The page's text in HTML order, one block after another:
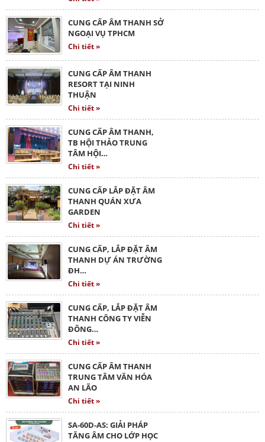
CUNG CẤP ÂM THANH SỞ
NGOẠI VỤ TPHCM
Chi tiết »
CUNG CẤP ÂM THANH
RESORT TẠI NINH
THUẬN
Chi tiết »
CUNG CẤP ÂM THANH,
TB HỘI THẢO TRUNG
TÂM HỘI…
Chi tiết »
CUNG CẤP LẮP ĐẶT ÂM
THANH QUÁN XƯA
GARDEN
Chi tiết »
CUNG CẤP, LẮP ĐẶT ÂM
THANH DỰ ÁN TRƯỜNG
ĐH…
Chi tiết »
CUNG CẤP, LẮP ĐẶT ÂM
THANH CÔNG TY VIỄN
ĐÔNG…
Chi tiết »
CUNG CẤP ÂM THANH
TRUNG TÂM VĂN HÓA
AN LÃO
Chi tiết »
SA-60D-AS: GIẢI PHÁP
TĂNG ÂM CHO LỚP HỌC